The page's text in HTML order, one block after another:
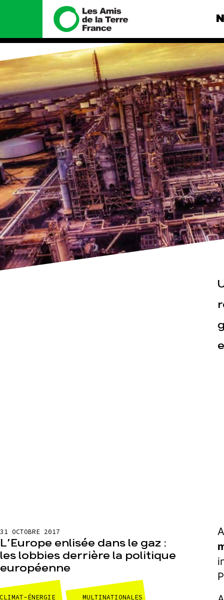
Nous connaître
Histoire
Manifeste
Missions et méthodes
Valeurs
Équipes et
fonctionnement
Le réseau dans le monde
Nos alliés
Je soutiens les Amis de la
Terre
Nos
Total, rendez-
tribunal
Gaz « naturel
enfumage
Mode : une
destructrice
Gaz au
violence
Nos autres
Espace
31 OCTOBRE 2017
L’Europe enlisée dans le gaz :
les lobbies derrière la politique
européenne
ÉNERGIE MULTINATIONALES